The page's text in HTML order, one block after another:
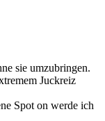
sie umzubringen.
Juckreiz
Spot on werde ich